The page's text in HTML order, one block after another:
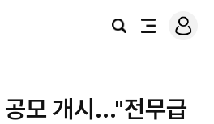
검
전
로
그
모 개시..."전무급